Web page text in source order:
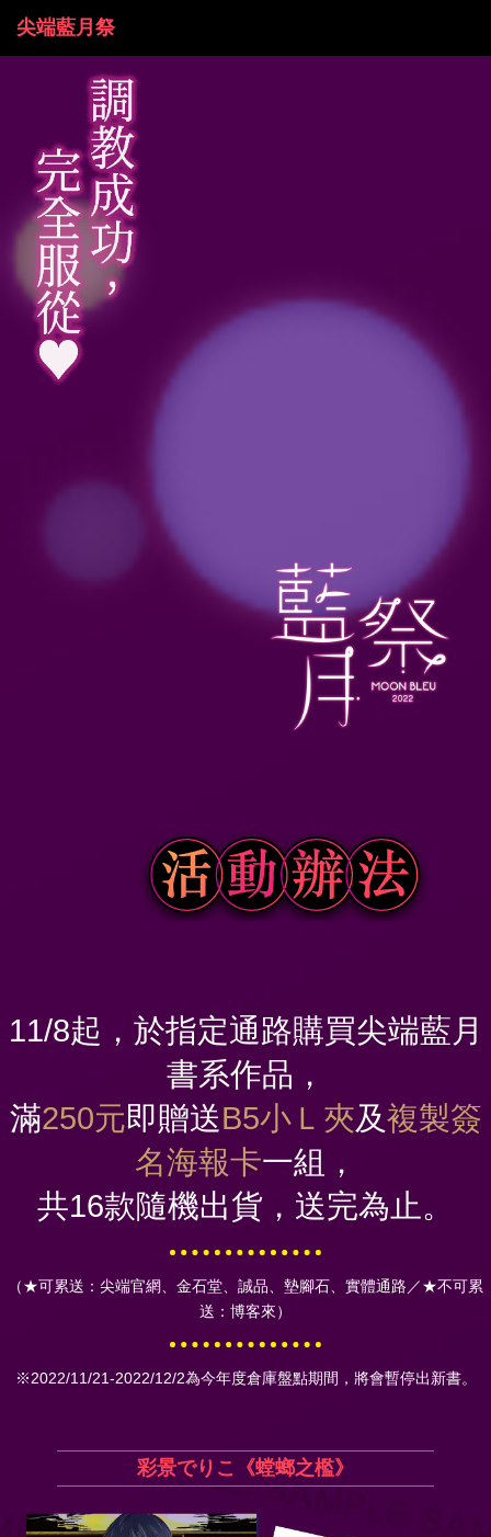
尖端藍月祭
11/8起，於指定通路購買尖端藍月
書系作品，
滿250元即贈送B5小Ｌ夾及複製簽
名海報卡一組，
共16款隨機出貨，送完為止。
（★可累送：尖端官網、金石堂、誠品、墊腳石、實體通路／★不可累
送：博客來）
※2022/11/21-2022/12/2為今年度倉庫盤點期間，將會暫停出新書。
彩景でりこ《螳螂之檻》